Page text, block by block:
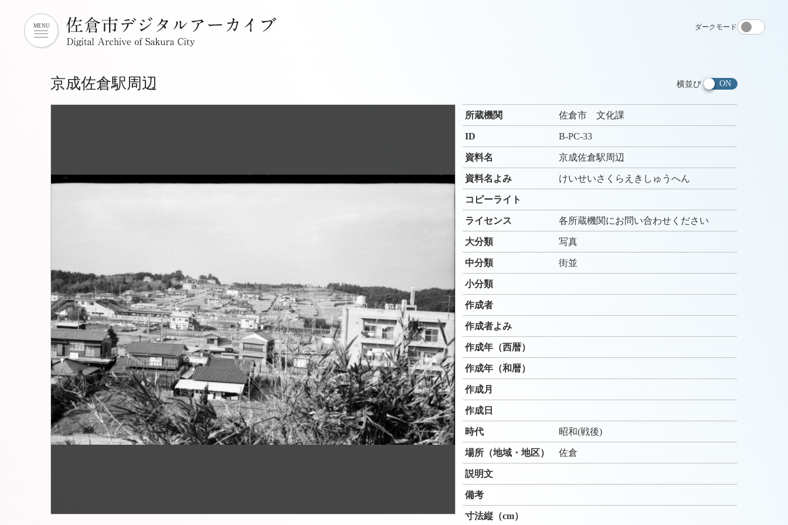
ダークモード
京成佐倉駅周辺 横並び
所蔵機関 佐倉市 文化課
ID B-PC-33
資料名 京成佐倉駅周辺
資料名よみ けいせいさくらえきしゅうへん
コピーライト
ライセンス 各所蔵機関にお問い合わせください
大分類 写真
中分類 街並
小分類
作成者
作成者よみ
作成年（西暦）
作成年（和暦）
作成月
作成日
時代 昭和(戦後)
場所（地域・地区） 佐倉
説明文
備考
寸法縦（cm）